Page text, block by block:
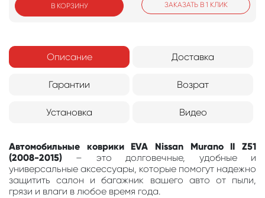
В КОРЗИНУ ЗАКАЗАТЬ В 1 КЛИК
Описание Доставка
Гарантии Возрат
Установка Видео
Автомобильные коврики EVA Nissan Murano II Z51
(2008-2015) – это долговечные, удобные и
универсальные аксессуары, которые помогут надежно
защитить салон и багажник вашего авто от пыли,
грязи и влаги в любое время года.